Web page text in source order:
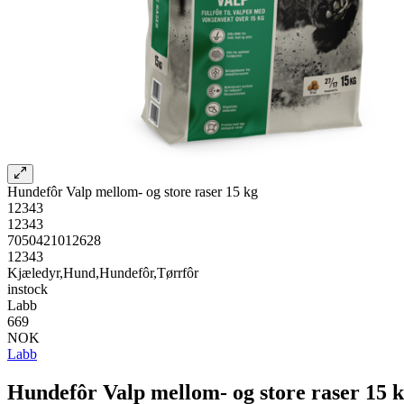
Hundefôr Valp mellom- og store raser 15 kg
12343
12343
7050421012628
12343
Kjæledyr,Hund,Hundefôr,Tørrfôr
instock
Labb
669
NOK
Labb
Hundefôr Valp mellom- og store raser 15